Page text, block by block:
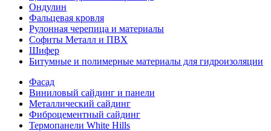
Ондулин
Фальцевая кровля
Рулонная черепица и материалы
Софиты Металл и ПВХ
Шифер
Битумные и полимерные материалы для гидроизоляции
Фасад
Виниловый сайдинг и панели
Металлический сайдинг
Фиброцементный сайдинг
Термопанели White Hills